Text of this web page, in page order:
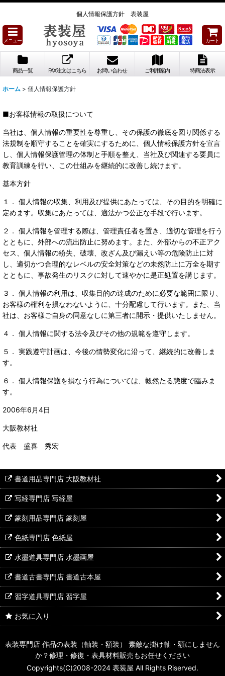
個人情報保護方針 表装屋
メニュー カート
商品一覧 FAX注文はこちら お問い合わせ ご利用案内 特商法表示
ホーム > 個人情報保護方針
■お客様情報の取扱について
当社は、個人情報の重要性を尊重し、その保護の徹底を図り関係する
法規制を順守することを確実にするために、個人情報保護方針を宣言
し、個人情報保護管理の体制と手順を整え、当社及び関連する要員に
教育訓練を行い、この仕組みを継続的に改善し続けます。
基本方針
１． 個人情報の収集、利用及び提供にあたっては、その目的を明確に
定めます。収集にあたっては、適法かつ公正な手段で行います。
２． 個人情報を管理する際は、管理責任者を置き、適切な管理を行う
とともに、外部への流出防止に努めます。また、外部からの不正アク
セス、個人情報の紛失、破壊、改ざん及び漏えい等の危険防止に対
し、適切かつ合理的なレベルの安全対策などの未然防止に万全を期す
とともに、事故発生のリスクに対して速やかに是正処置を講じます。
３． 個人情報の利用は、収集目的の達成のために必要な範囲に限り、
お客様の権利を損なわないように、十分配慮して行います。また、当
社は、お客様ご自身の同意なしに第三者に開示・提供いたしません。
４． 個人情報に関する法令及びその他の規範を遵守します。
５． 実践遵守計画は、今後の情勢変化に沿って、継続的に改善しま
す。
６． 個人情報保護を損なう行為については、毅然たる態度で臨みま
す。
2006年6月4日
大阪教材社
代表 盛喜 秀宏
書道用品専門店 大阪教材社
写経専門店 写経屋
篆刻用品専門店 篆刻屋
色紙専門店 色紙屋
水墨道具専門店 水墨画屋
書道古書専門店 書道古本屋
習字道具専門店 習字屋
お気に入り
表装専門店 作品の表装（軸装・額装） 素敵な掛け軸・額にしません
か？修理・修復・表具材料販売もお任せください
Copyrights(C)2008-2024 表装屋 All Rights Riserved.